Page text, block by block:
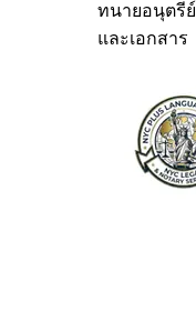
ทนายอนุตรีย์
และเอกสาร